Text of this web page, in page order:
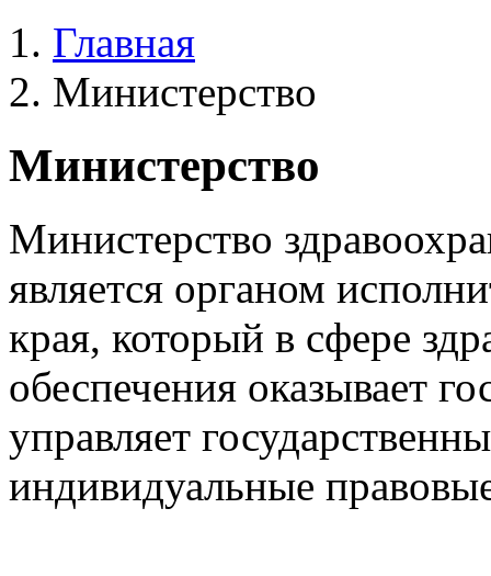
Главная
Министерство
Министерство
Министерство
является органом
края, который в сфере
обеспечения оказывает
управляет
индивидуальные